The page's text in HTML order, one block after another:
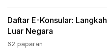
Daftar E-Konsular:
Luar Negara
62 paparan